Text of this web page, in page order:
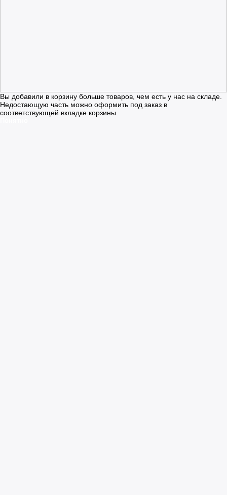
Вы добавили в корзину больше товаров, чем есть у нас на складе.
Недостающую часть можно оформить под заказ в
соответствующей вкладке корзины